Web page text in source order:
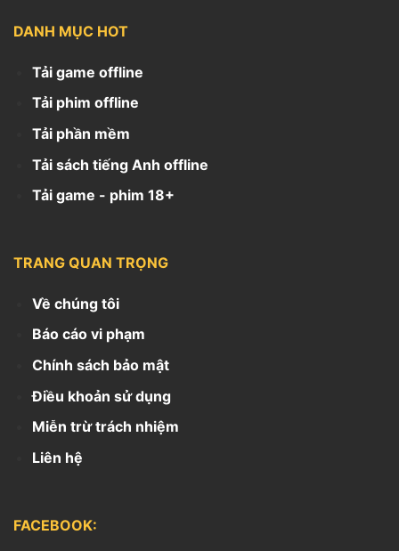
DANH MỤC HOT
Tải game offline
Tải phim offline
Tải phần mềm
Tải sách tiếng Anh offline
Tải game - phim 18+
TRANG QUAN TRỌNG
Về chúng tôi
Báo cáo vi phạm
Chính sách bảo mật
Điều khoản sử dụng
Miễn trừ trách nhiệm
Liên hệ
FACEBOOK: